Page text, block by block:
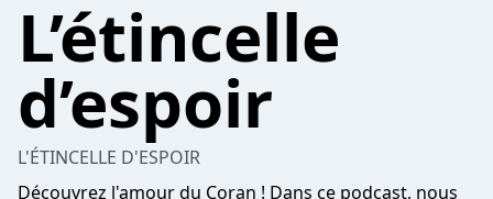
L’étincelle
d’espoir
L'ÉTINCELLE D'ESPOIR
Découvrez l'amour du Coran ! Dans ce podcast, nous